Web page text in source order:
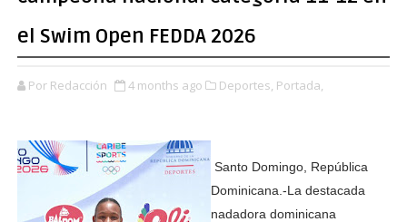
el Swim Open FEDDA 2026
Por Redacción 4 months ago Deportes, Portada,
Santo Domingo, República
Dominicana.-La destacada
nadadora dominicana